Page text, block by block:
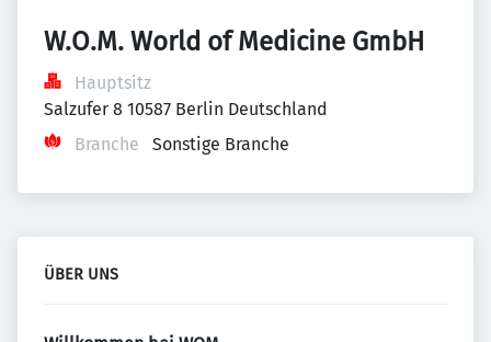
W.O.M. World of Medicine GmbH
Hauptsitz
Salzufer 8 10587 Berlin Deutschland
Branche
Sonstige Branche
ÜBER UNS